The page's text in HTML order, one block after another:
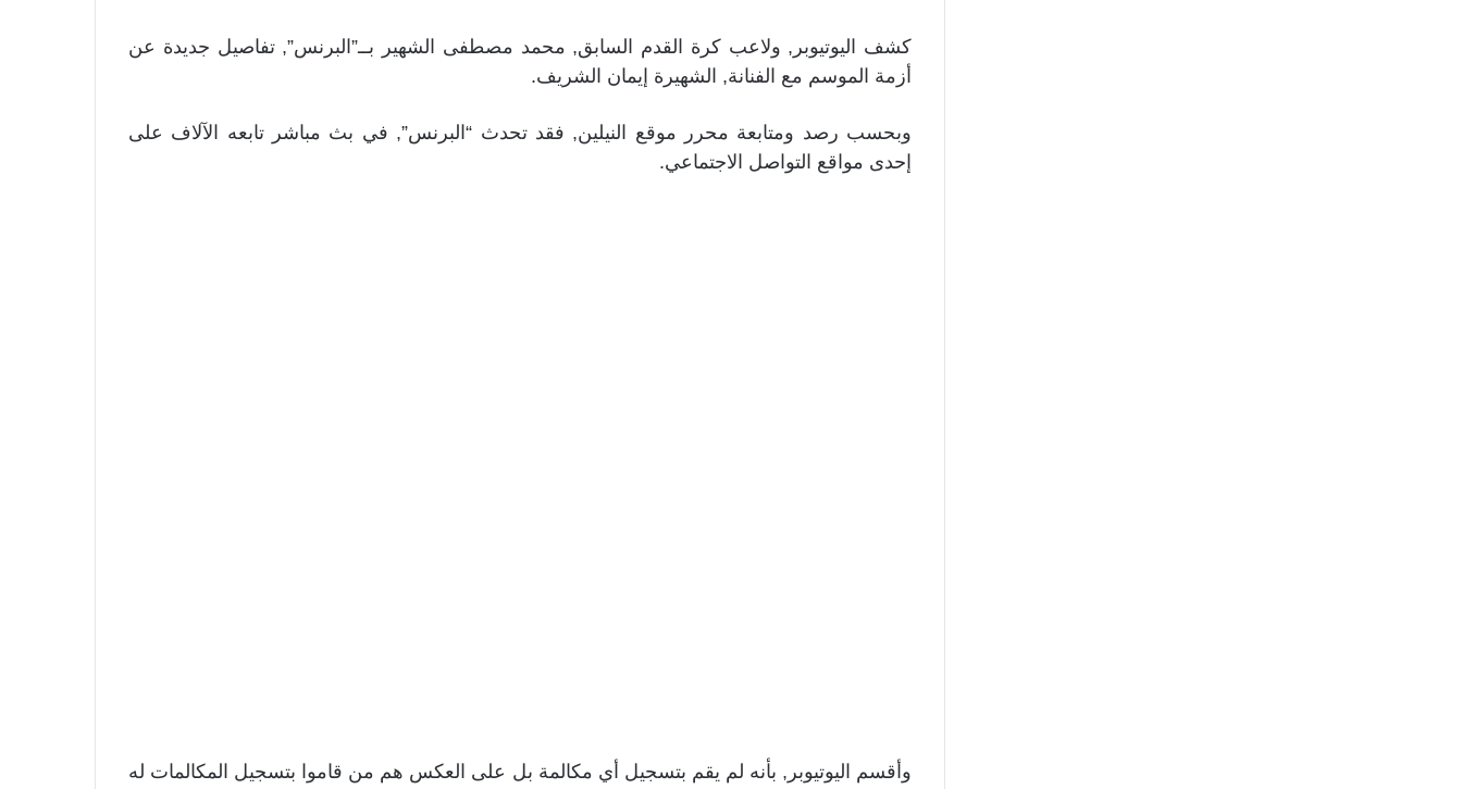
كشف اليوتيوبر, ولاعب كرة القدم السابق, محمد مصطفى الشهير بــ”البرنس”, تفاصيل جديدة عن
أزمة الموسم مع الفنانة, الشهيرة إيمان الشريف.
وبحسب رصد ومتابعة محرر موقع النيلين, فقد تحدث “البرنس”, في بث مباشر تابعه الآلاف على
إحدى مواقع التواصل الاجتماعي.
وأقسم اليوتيوبر, بأنه لم يقم بتسجيل أي مكالمة بل على العكس هم من قاموا بتسجيل المكالمات له